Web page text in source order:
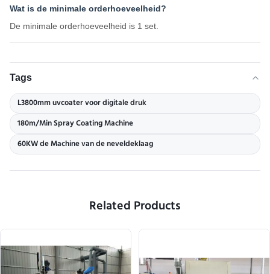
Wat is de minimale orderhoeveelheid?
De minimale orderhoeveelheid is 1 set.
Tags
L3800mm uvcoater voor digitale druk
180m/Min Spray Coating Machine
60KW de Machine van de neveldeklaag
Related Products